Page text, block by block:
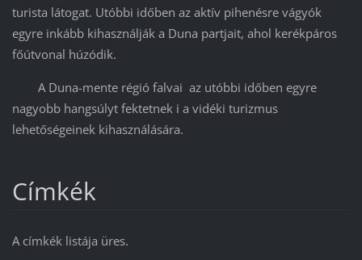
turista látogat. Utóbbi időben az aktív pihenésre vágyók
egyre inkább kihasználják a Duna partjait, ahol kerékpáros
főútvonal húzódik.
A Duna-mente régió falvai az utóbbi időben egyre
nagyobb hangsúlyt fektetnek i a vidéki turizmus
lehetőségeinek kihasználására.
Címkék
A címkék listája üres.